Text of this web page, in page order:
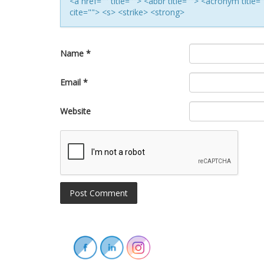
cite=""> <s> <strike> <strong>
Name *
Email *
Website